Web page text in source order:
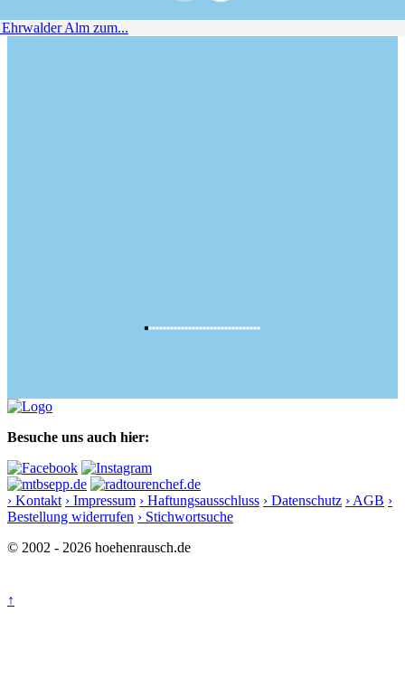
Besuche uns auch hier:
› Kontakt › Impressum › Haftungsausschluss › Datenschutz › AGB ›
Bestellung widerrufen › Stichwortsuche
© 2002 - 2026 hoehenrausch.de
↑